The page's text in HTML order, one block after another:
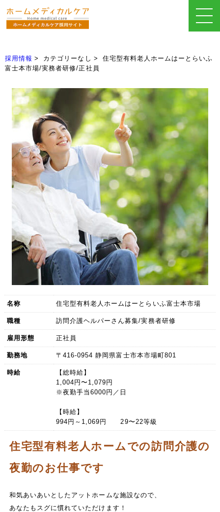
採用情報 カテゴリーなし
住宅型有料老人ホームはーとらいふ
富士本市場/実務者研修/正社員
名称 住宅型有料老人ホームはーとらいふ富士本市場
職種 訪問介護ヘルパーさん募集/実務者研修
雇用形態 正社員
勤務地 〒416-0954 静岡県富士市本市場町801
時給
【総時給】
1,004円〜1,079円
※夜勤手当6000円／日
【時給】
994円～1,069円 29〜22等級
住宅型有料老人ホームでの訪問介護の
夜勤のお仕事です
和気あいあいとしたアットホームな施設なので、
あなたもスグに慣れていただけます！